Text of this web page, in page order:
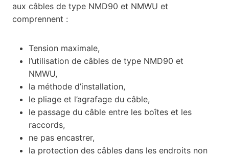
aux câbles de type NMD90 et NMWU et
comprennent :
Tension maximale,
l’utilisation de câbles de type NMD90 et
NMWU,
la méthode d’installation,
le pliage et l’agrafage du câble,
le passage du câble entre les boîtes et les
raccords,
ne pas encastrer,
la protection des câbles dans les endroits non